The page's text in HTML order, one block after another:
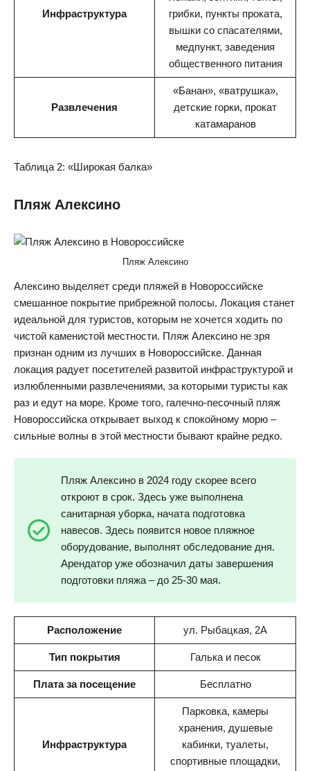
Инфраструктура
грибки, пункты проката,
вышки со спасателями,
медпункт, заведения
общественного питания
Развлечения
«Банан», «ватрушка»,
детские горки, прокат
катамаранов
Таблица 2: «Широкая балка»
Пляж Алексино
Пляж Алексино
Алексино выделяет среди пляжей в Новороссийске
смешанное покрытие прибрежной полосы. Локация станет
идеальной для туристов, которым не хочется ходить по
чистой каменистой местности. Пляж Алексино не зря
признан одним из лучших в Новороссийске. Данная
локация радует посетителей развитой инфраструктурой и
излюбленными развлечениями, за которыми туристы как
раз и едут на море. Кроме того, галечно-песочный пляж
Новороссийска открывает выход к спокойному морю –
сильные волны в этой местности бывают крайне редко.
Пляж Алексино в 2024 году скорее всего
откроют в срок. Здесь уже выполнена
санитарная уборка, начата подготовка
навесов. Здесь появится новое пляжное
оборудование, выполнят обследование дня.
Арендатор уже обозначил даты завершения
подготовки пляжа – до 25-30 мая.
Расположение ул. Рыбацкая, 2А
Тип покрытия Галька и песок
Плата за посещение Бесплатно
Инфраструктура
Парковка, камеры
хранения, душевые
кабинки, туалеты,
спортивные площадки,